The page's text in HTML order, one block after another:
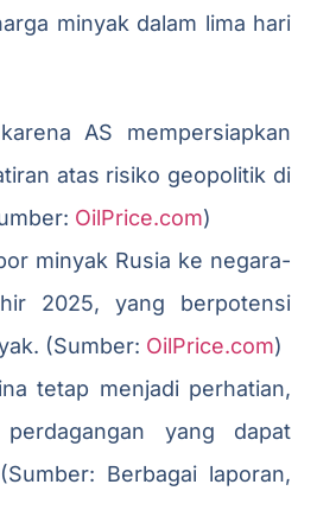
minyak dalam lima hari
AS mempersiapkan
atas risiko geopolitik di
OilPrice.com)
minyak Rusia ke negara-
2025, yang berpotensi
(Sumber: OilPrice.com)
tetap menjadi perhatian,
yang dapat
Berbagai laporan,